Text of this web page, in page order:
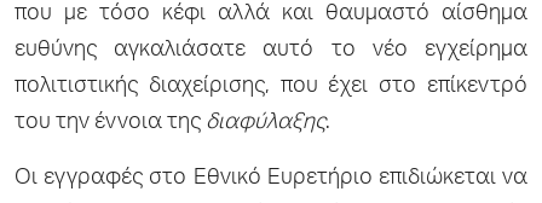
που με τόσο κέφι αλλά και θαυμαστό αίσθημα
ευθύνης αγκαλιάσατε αυτό το νέο εγχείρημα
πολιτιστικής διαχείρισης, που έχει στο επίκεντρό
του την έννοια της διαφύλαξης.
Οι εγγραφές στο Εθνικό Ευρετήριο επιδιώκεται να